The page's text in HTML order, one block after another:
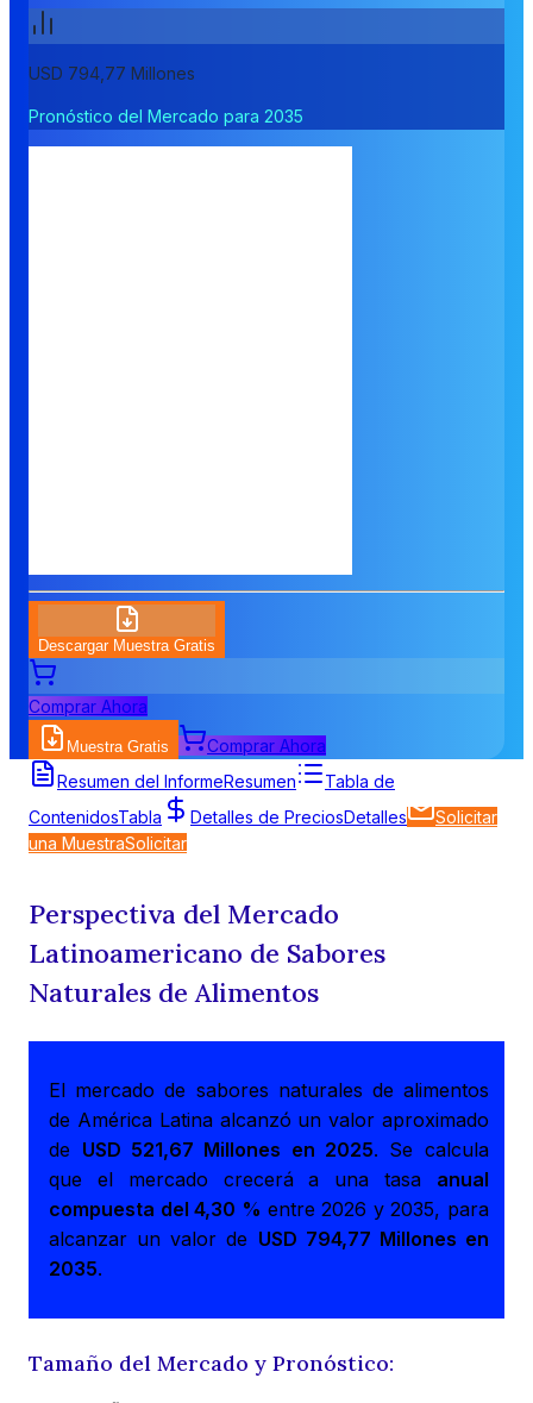
USD 794,77 Millones
Pronóstico del Mercado para 2035
Descargar Muestra Gratis
Comprar Ahora
Muestra Gratis
Comprar Ahora
Resumen del InformeResumen
Tabla de
ContenidosTabla Detalles de PreciosDetalles
Solicitar
una MuestraSolicitar
Perspectiva del Mercado
Latinoamericano de Sabores
Naturales de Alimentos
El mercado de sabores naturales de alimentos
de América Latina alcanzó un valor aproximado
de USD 521,67 Millones en 2025. Se calcula
que el mercado crecerá a una tasa anual
compuesta del 4,30 % entre 2026 y 2035, para
alcanzar un valor de USD 794,77 Millones en
2035.
Tamaño del Mercado y Pronóstico: